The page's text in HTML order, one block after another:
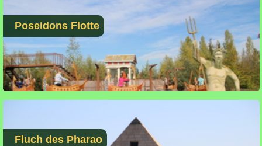
Poseidons Flotte
Fluch des Pharao